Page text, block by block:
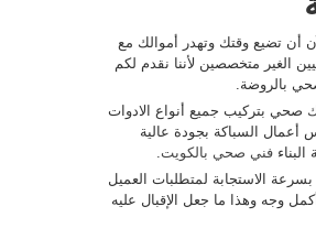
أن تضيع وقتك وتهدر أموالك مع
الغير متخصصين لأننا نقدم لكم
بالروضة.
صحي بتركيب جميع أنواع الادوات
أعمال السباكة بجودة عالية
فني صحي بالكويت.
بسرعة الاستجابة لمتطلبات العميل
وجه وهذا ما جعل الإقبال عليه